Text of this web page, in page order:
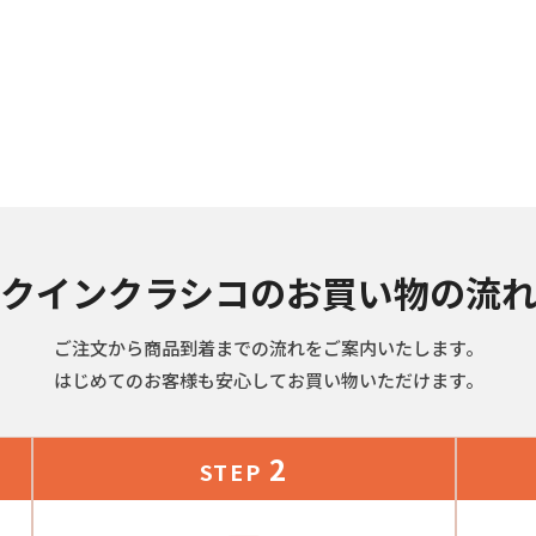
クインクラシコのお買い物の流れ
ご注文から商品到着までの流れをご案内いたします。
はじめてのお客様も安心してお買い物いただけます。
STEP 2